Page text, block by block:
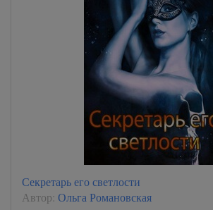
Секретарь его светлости
Автор: Ольга Романовская